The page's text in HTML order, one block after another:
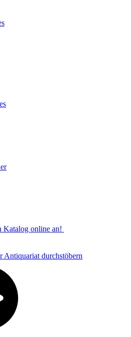
Katalog online an!
Antiquariat durchstöbern